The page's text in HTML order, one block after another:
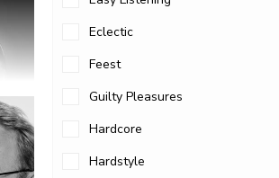
Eclectic
Feest
Guilty Pleasures
Hardcore
Hardstyle